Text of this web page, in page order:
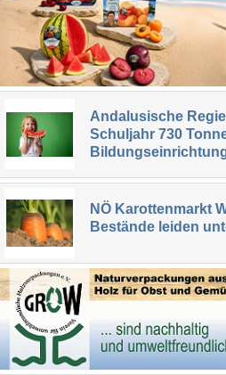
Andalusische
Schuljahr 730
NÖ Karottenmarkt
Bestände leiden